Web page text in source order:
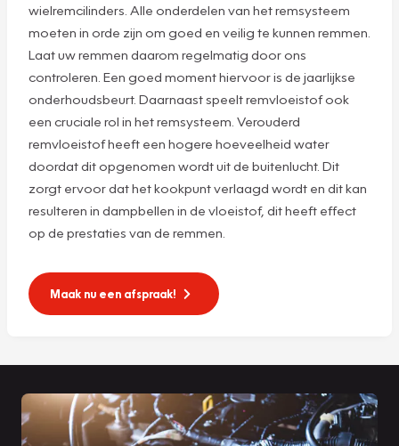
wielremcilinders. Alle onderdelen van het remsysteem
moeten in orde zijn om goed en veilig te kunnen remmen.
Laat uw remmen daarom regelmatig door ons
controleren. Een goed moment hiervoor is de jaarlijkse
onderhoudsbeurt. Daarnaast speelt remvloeistof ook
een cruciale rol in het remsysteem. Verouderd
remvloeistof heeft een hogere hoeveelheid water
doordat dit opgenomen wordt uit de buitenlucht. Dit
zorgt ervoor dat het kookpunt verlaagd wordt en dit kan
resulteren in dampbellen in de vloeistof, dit heeft effect
op de prestaties van de remmen.
Maak nu een afspraak!